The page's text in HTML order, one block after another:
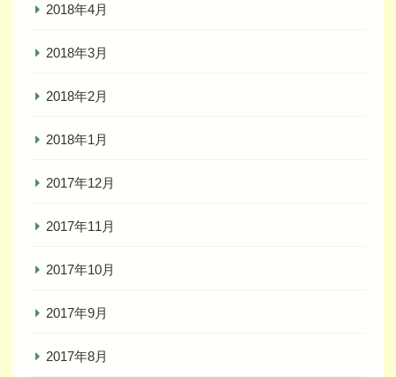
2018年4月
2018年3月
2018年2月
2018年1月
2017年12月
2017年11月
2017年10月
2017年9月
2017年8月